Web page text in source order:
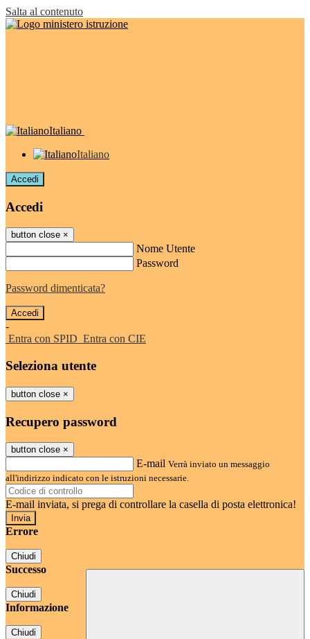
Salta al contenuto
Italiano
Italiano
Accedi
Accedi
button close ×
Nome Utente
Password
Password dimenticata?
-
Entra con SPID Entra con CIE
Seleziona utente
button close ×
Recupero password
button close ×
E-mail Verrà inviato un messaggio
all'indirizzo indicato con le istruzioni necessarie.
E-mail inviata, si prega di controllare la casella di posta elettronica!
Errore
Chiudi
Successo
Chiudi
Informazione
Chiudi